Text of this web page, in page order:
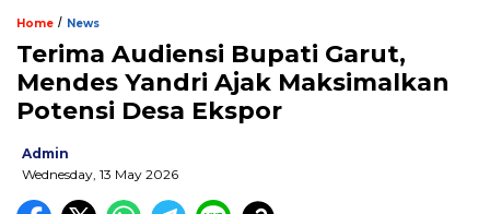
Home / News
Terima Audiensi Bupati Garut,
Mendes Yandri Ajak Maksimalkan
Potensi Desa Ekspor
Admin
Wednesday, 13 May 2026